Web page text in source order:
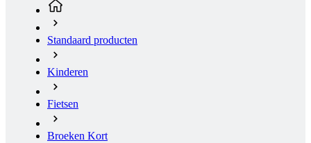
Standaard producten
Kinderen
Fietsen
Broeken Kort